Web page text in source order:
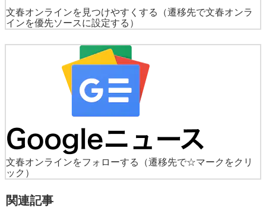
文春オンラインを見つけやすくする
（遷移先で文春オンラ
インを優先ソースに設定する）
文春オンラインをフォローする
（遷移先で☆マークをクリ
ック）
関連記事